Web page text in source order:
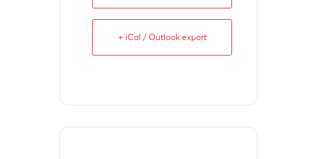
+ iCal / Outlook export